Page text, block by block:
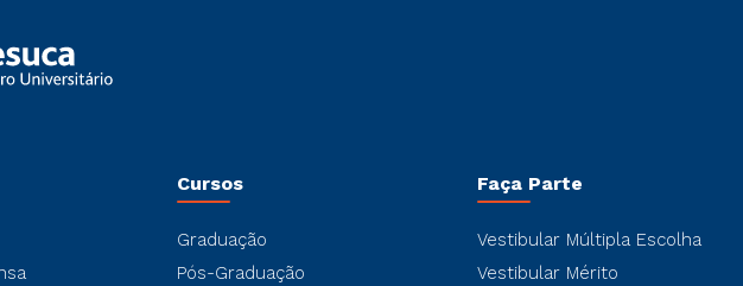
Cursos
Graduação
Pós-Graduação
Faça Parte
Vestibular Múltipla Escolha
Vestibular Mérito